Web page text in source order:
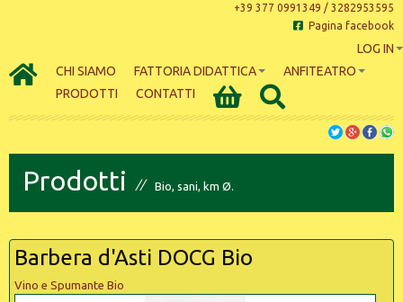
+39 377 0991349 / 3282953595
Pagina facebook
LOG IN
CHI SIAMO
FATTORIA DIDATTICA
ANFITEATRO
PRODOTTI
CONTATTI
Prodotti Bio, sani, km Ø.
Barbera d'Asti DOCG Bio
Vino e Spumante Bio